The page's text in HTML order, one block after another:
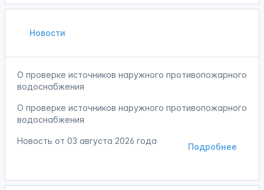
Новости
О проверке источников наружного противопожарного
водоснабжения
О проверке источников наружного противопожарного
водоснабжения
Подробнее
Новость от 03 августа 2026 года